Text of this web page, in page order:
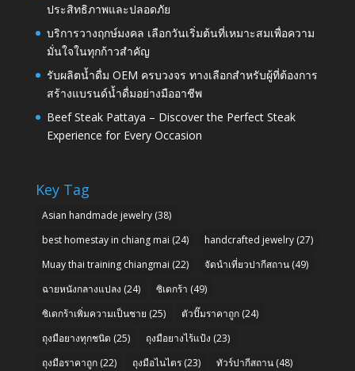
ประสิทธิภาพและปลอดภัย
บริการวางฤกษ์มงคล เลือกวันเริ่มต้นที่เหมาะสมเพื่อความ
มั่นใจในทุกก้าวสำคัญ
รับผลิตน้ำดื่ม OEM ครบวงจร ทางเลือกสำหรับผู้ที่ต้องการ
สร้างแบรนด์น้ำดื่มอย่างมืออาชีพ
Beef Steak Pattaya – Discover the Perfect Steak
Experience for Every Occasion
Key Tag
Asian handmade jewelry(38)
best homestay in chiang mai (24) handcrafted jewelry(27)
Muay thai training chiangmai (22) จัดนำเที่ยวปากีสถาน(49)
ฉายหนังกลางแปลง (24) ซิเดกร้า (49)
ซิเดกร้าเพิ่มความเป็นชาย (25) ตัวปั๊มราคาถูก(24)
ถุงมือยางทุกชนิด (25) ถุงมือยางไร้แป้ง (23)
ถุงมือราคาถูก(22) ถุงมือไนไตร(23) ทัวร์ปากีสถาน(48)